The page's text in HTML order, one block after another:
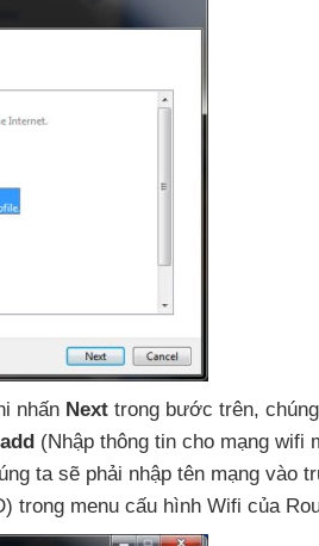
nhấn Next trong bước trên,
(Nhập thông tin cho mạng wifi
ta sẽ phải nhập tên mạng vào
trong menu cấu hình Wifi của